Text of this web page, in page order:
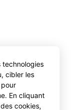
technologies
cibler les
En cliquant
cookies,